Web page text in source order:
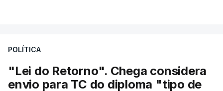
POLÍTICA
"Lei do Retorno". Chega considera
envio para TC do diploma "tipo de